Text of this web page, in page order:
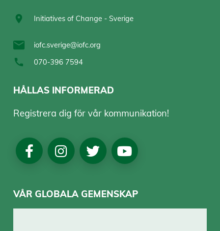
Initiatives of Change - Sverige
iofc.sverige@iofc.org
070-396 7594
HÅLLAS INFORMERAD
Registrera dig för vår kommunikation!
Social
Media
VÅR GLOBALA GEMENSKAP